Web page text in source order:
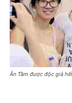
Ân Tầm được độc giả